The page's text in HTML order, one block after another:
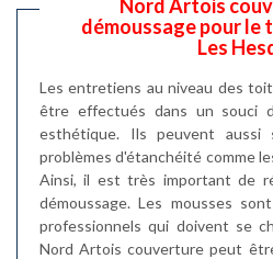
Nord Artois
démoussage pour le
Les
Les entretiens au niveau des
être effectués dans un souci
esthétique. Ils peuvent
problèmes d'étanchéité comme
Ainsi, il est très important de
démoussage. Les mousses
professionnels qui doivent se
Nord Artois couverture peut